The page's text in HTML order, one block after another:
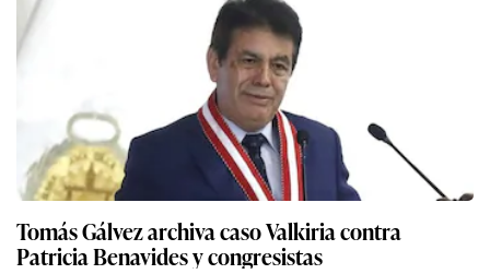
Tomás Gálvez archiva caso Valkiria contra
Patricia Benavides y congresistas